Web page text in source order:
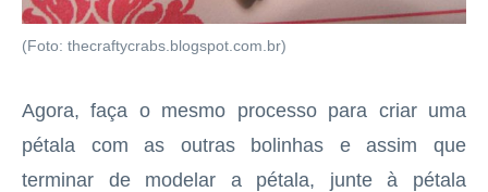
(Foto: thecraftycrabs.blogspot.com.br)
Agora, faça o mesmo processo para criar uma
pétala com as outras bolinhas e assim que
terminar de modelar a pétala, junte à pétala